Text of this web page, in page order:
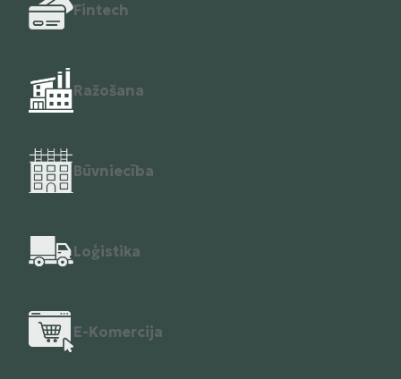
Fintech
Ražošana
Būvniecība
Loģistika
E-Komercija